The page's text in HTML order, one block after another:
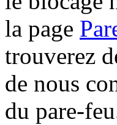
la page
trouverez
de nous
du pare-